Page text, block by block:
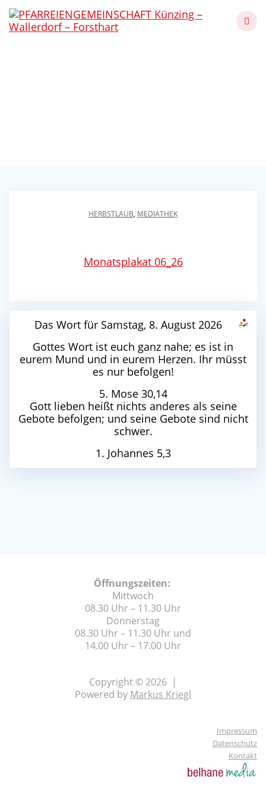
to
HERBSTLAUB, MEDIATHEK
Monatsplakat 06_26
Das Wort für Samstag, 8. August 2026
Gottes Wort ist euch ganz nahe; es ist in
eurem Mund und in eurem Herzen. Ihr müsst
es nur befolgen!
5. Mose 30,14
Gott lieben heißt nichts anderes als seine
Gebote befolgen; und seine Gebote sind nicht
schwer.
1. Johannes 5,3
Öffnungszeiten:
Mittwoch
08.30 Uhr – 11.30 Uhr
Donnerstag
08.30 Uhr – 11.30 Uhr und
14.00 Uhr – 17.00 Uhr
Copyright © 2026 |
Powered by Markus Kriegl
Impressum
Datenschutz
Kontakt